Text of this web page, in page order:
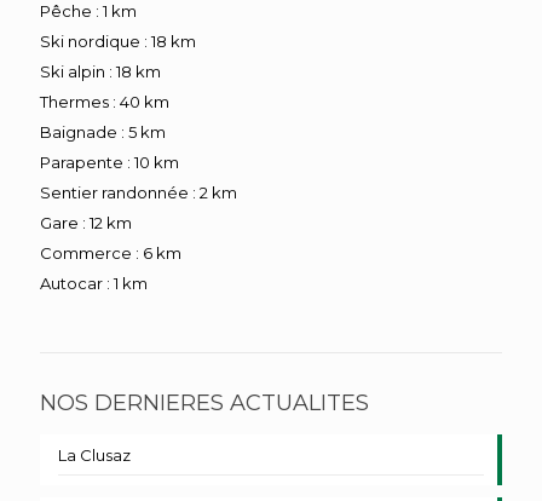
Pêche : 1 km
Ski nordique : 18 km
Ski alpin : 18 km
Thermes : 40 km
Baignade : 5 km
Parapente : 10 km
Sentier randonnée : 2 km
Gare : 12 km
Commerce : 6 km
Autocar : 1 km
NOS DERNIERES ACTUALITES
La Clusaz